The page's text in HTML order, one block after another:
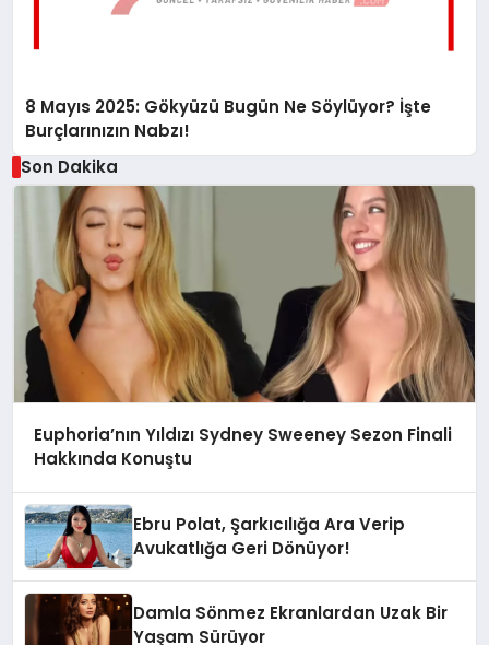
8 Mayıs 2025: Gökyüzü Bugün Ne Söylüyor? İşte
Burçlarınızın Nabzı!
Son Dakika
Euphoria’nın Yıldızı Sydney Sweeney Sezon Finali
Hakkında Konuştu
Ebru Polat, Şarkıcılığa Ara Verip
Avukatlığa Geri Dönüyor!
Damla Sönmez Ekranlardan Uzak Bir
Yaşam Sürüyor